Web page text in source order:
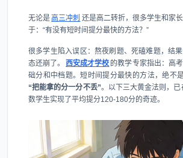
无论是 高三冲刺 还是高二转折，很多学生和家
于：“有没有短时间提分最快的方法？”
很多学生陷入误区：熬夜刷题、死磕难题，结
态还崩了。
西安成才学校 的教学专家指出：高
础分和中档题。短时间提分最快的方法，绝不
“把能拿的分一分不丢”。以下三大黄金法则，已
数学生实现了平均提分120-180分的奇迹。